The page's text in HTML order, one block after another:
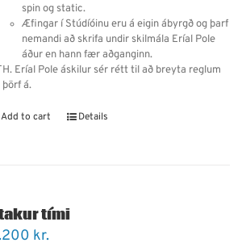
spin og static.
Æfingar í Stúdíóinu eru á eigin ábyrgð og þarf
nemandiað skrifa undir skilmála Eríal Pole
áður en hann fær aðganginn.
Eríal Pole áskilur sér rétt til að breyta reglum
þörf á.
Add to cart Details
tími
kr.